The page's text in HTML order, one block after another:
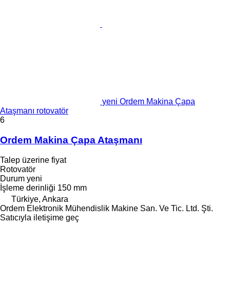
yeni Ordem Makina Çapa
Ataşmanı rotovatör
6
Ordem Makina Çapa Ataşmanı
Talep üzerine fiyat
Rotovatör
Durum yeni
İşleme derinliği 150 mm
Türkiye, Ankara
Ordem Elektronik Mühendislik Makine San. Ve Tic. Ltd. Şti.
Satıcıyla iletişime geç